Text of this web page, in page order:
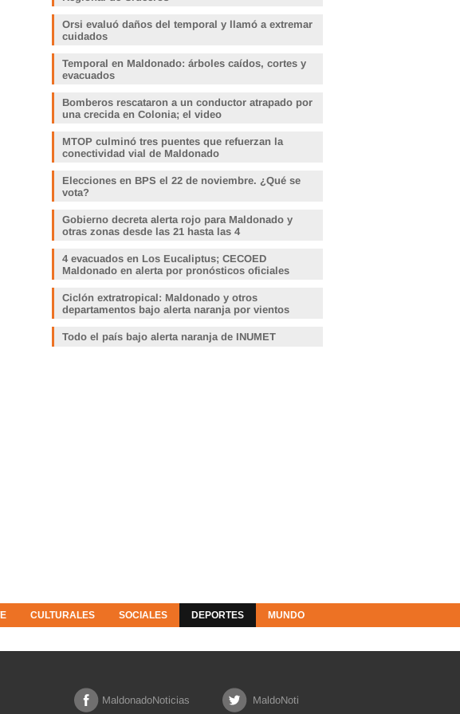
Orsi evaluó daños del temporal y llamó a extremar
cuidados
Temporal en Maldonado: árboles caídos, cortes y
evacuados
Bomberos rescataron a un conductor atrapado por
una crecida en Colonia; el video
MTOP culminó tres puentes que refuerzan la
conectividad vial de Maldonado
Elecciones en BPS el 22 de noviembre. ¿Qué se
vota?
Gobierno decreta alerta rojo para Maldonado y
otras zonas desde las 21 hasta las 4
4 evacuados en Los Eucaliptus; CECOED
Maldonado en alerta por pronósticos oficiales
Ciclón extratropical: Maldonado y otros
departamentos bajo alerta naranja por vientos
Todo el país bajo alerta naranja de INUMET
CULTURALES SOCIALES DEPORTES MUNDO
MaldonadoNoticias MaldoNoti